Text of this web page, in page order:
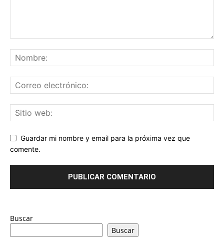
Guardar mi nombre y email para la próxima vez que
comente.
Buscar
Buscar